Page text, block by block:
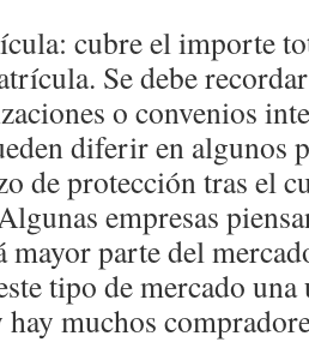
cubre el importe
Se debe
o convenios
diferir en algunos
de protección tras el
empresas
mayor parte del
tipo de mercado
muchos